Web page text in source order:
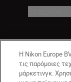
Η Nikon Europe
τις παρόμοιες
μάρκετινγκ.